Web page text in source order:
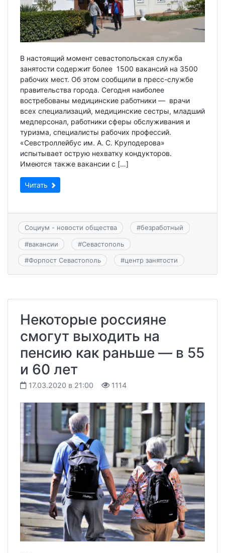
В настоящий момент севастопольская служба
занятости содержит более 1500 вакансий на 3500
рабочих мест. Об этом сообщили в пресс-службе
правительства города. Сегодня наиболее
востребованы медицинские работники — врачи
всех специализаций, медицинские сестры, младший
медперсонал, работники сферы обслуживания и
туризма, специалисты рабочих профессий.
«Севстроллейбус им. А. С. Круподерова»
испытывает острую нехватку кондукторов.
Имеются также вакансии с […]
Читать
Социум - новости общества #безработный
#вакансии #Севастополь
#Форпост Севастополь #центр занятости
Некоторые россияне
смогут выходить на
пенсию как раньше — в 55
и 60 лет
17.03.2020 в 21:00 1114